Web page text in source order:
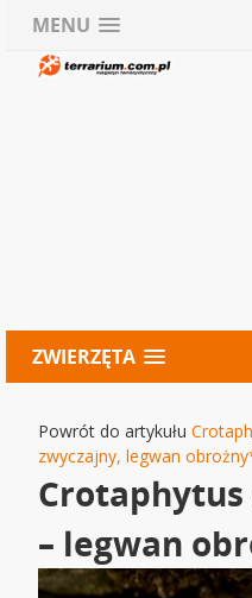
MENU
ZWIERZĘTA
Powrót do artykułu
zwyczajny, legwan
– legwan